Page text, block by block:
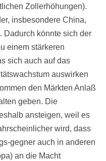
Zollerhöhungen).
insbesondere China,
Dadurch könnte sich der
einem stärkeren
sich auch auf das
auswirken
den Märkten Anlaß
geben. Die
ansteigen, weil es
wird, dass
gegner auch in anderen
an die Macht